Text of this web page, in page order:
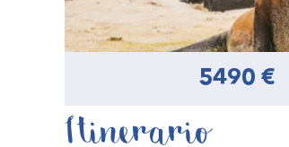
5490 €
Itinerario